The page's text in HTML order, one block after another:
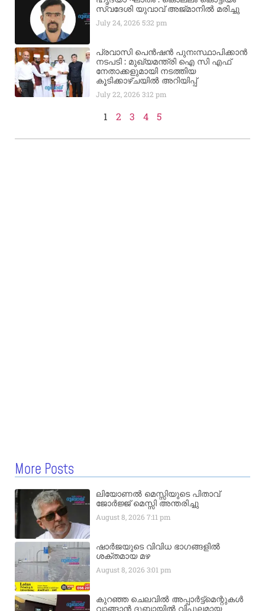
സ്വദേശി യുവാവ് അജ്മാനിൽ മരിച്ചു
July 24, 20265:32 pm
പ്രവാസി പെൻഷൻ പുനഃസ്ഥാപിക്കാൻ
നടപടി : മുഖ്യമന്ത്രി ഐ സി എഫ്
നേതാക്കളുമായി നടത്തിയ
കൂടിക്കാഴ്ചയിൽ അറിയിപ്പ്
July 22, 20263:12 pm
1 2 3 4 5
More Posts
ലിയോണൽ മെസ്സിയുടെ പിതാവ്
ജോർജ്ജ് മെസ്സി അന്തരിച്ചു
August 8, 20267:11 pm
ഷാർജയുടെ വിവിധ ഭാഗങ്ങളിൽ
ശക്തമായ മഴ
August 8, 20263:01 pm
കുറഞ്ഞ ചെലവിൽ അപ്പാർട്ട്മെന്റുകൾ
വാങ്ങാൻ ദുബായിൽ വിപുലമായ